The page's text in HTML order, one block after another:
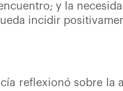
y la
incidir
reflexionó sobre